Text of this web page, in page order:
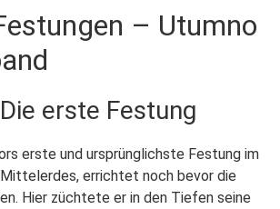
– Utumno
erste Festung
erste und ursprünglichste Festung im
errichtet noch bevor die
Hier züchtete er in den Tiefen seine